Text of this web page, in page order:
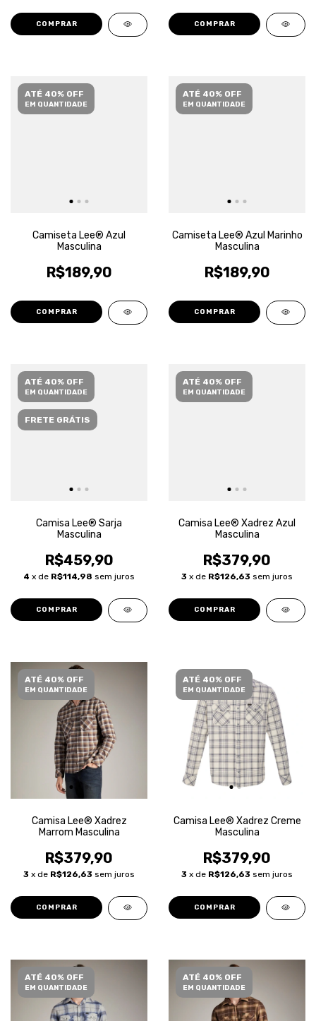
COMPRAR COMPRAR
ATÉ 40% OFF
EM QUANTIDADE
Camiseta Lee® Azul
Masculina
R$189,90
COMPRAR
ATÉ 40% OFF
EM QUANTIDADE
Camiseta Lee® Azul Marinho
Masculina
R$189,90
COMPRAR
ATÉ 40% OFF
EM QUANTIDADE
FRETE GRÁTIS
Camisa Lee® Sarja
Masculina
R$459,90
4 x de R$114,98 sem juros
COMPRAR
ATÉ 40% OFF
EM QUANTIDADE
Camisa Lee® Xadrez Azul
Masculina
R$379,90
3 x de R$126,63 sem juros
COMPRAR
ATÉ 40% OFF
EM QUANTIDADE
Camisa Lee® Xadrez
Marrom Masculina
R$379,90
3 x de R$126,63 sem juros
COMPRAR
ATÉ 40% OFF
EM QUANTIDADE
Camisa Lee® Xadrez Creme
Masculina
R$379,90
3 x de R$126,63 sem juros
COMPRAR
ATÉ 40% OFF
EM QUANTIDADE
ATÉ 40% OFF
EM QUANTIDADE